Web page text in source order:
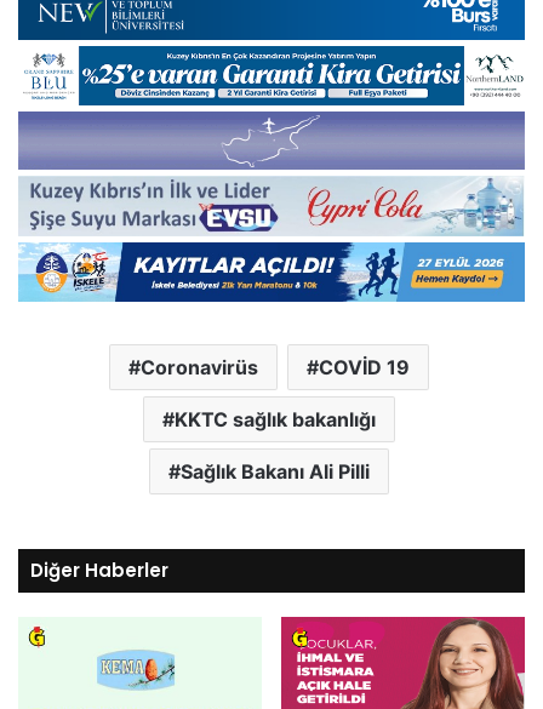
Coronavirüs COVİD 19
KKTC sağlık bakanlığı
Sağlık Bakanı Ali Pilli
Diğer Haberler